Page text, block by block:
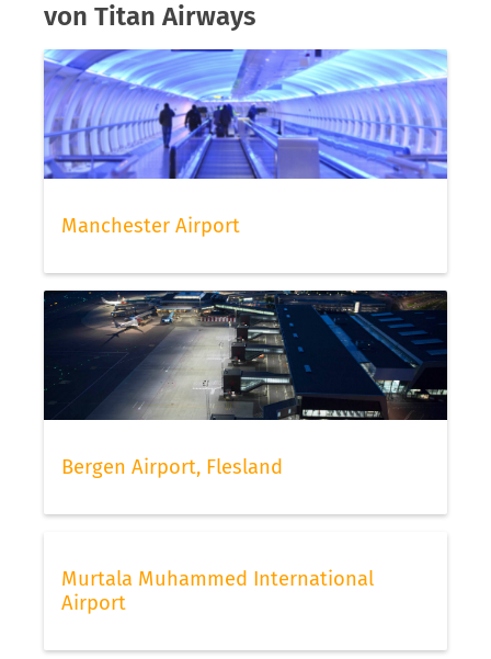
von Titan Airways
Manchester Airport
Bergen Airport, Flesland
Murtala Muhammed International
Airport